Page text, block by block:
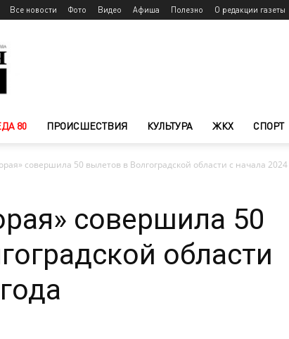
Все новости Фото Видео Афиша Полезно О редакции газеты
80 ПРОИСШЕСТВИЯ КУЛЬТУРА ЖКХ СПОРТ
совершила 50 вылетов в Волгоградской области с начала 2024
совершила 50
области